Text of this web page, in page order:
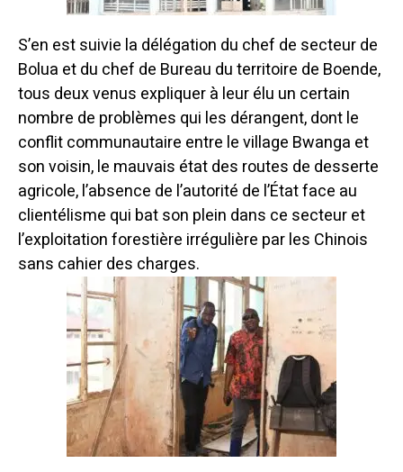
S’en est suivie la délégation du chef de secteur de
Bolua et du chef de Bureau du territoire de Boende,
tous deux venus expliquer à leur élu un certain
nombre de problèmes qui les dérangent, dont le
conflit communautaire entre le village Bwanga et
son voisin, le mauvais état des routes de desserte
agricole, l’absence de l’autorité de l’État face au
clientélisme qui bat son plein dans ce secteur et
l’exploitation forestière irrégulière par les Chinois
sans cahier des charges.